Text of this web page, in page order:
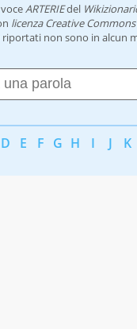
ARTERIEdel
licenza Creative
non sono in alcun
D E F G H I J K